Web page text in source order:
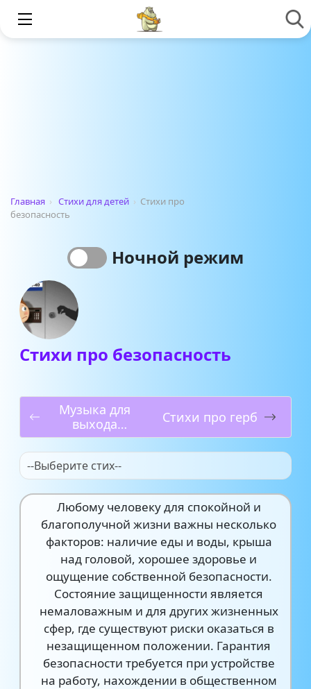
Главная › Стихи для детей › Стихи про
безопасность
Ночной режим
Стихи про безопасность
Музыка для
выхода
Кикиморы на
утреннике
Стихи про герб
--Выберите стих--
Любому человеку для спокойной и
благополучной жизни важны несколько
факторов: наличие еды и воды, крыша
над головой, хорошее здоровье и
ощущение собственной безопасности.
Состояние защищенности является
немаловажным и для других жизненных
сфер, где существуют риски оказаться в
незащищенном положении. Гарантия
безопасности требуется при устройстве
на работу, нахождении в общественном